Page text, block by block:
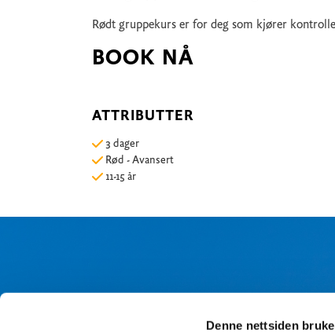
Denne nettsiden
Rødt gruppekurs er for deg som kjører
BOOK NÅ
ATTRIBUTTER
3 dager
Rød - Avansert
11-15 år